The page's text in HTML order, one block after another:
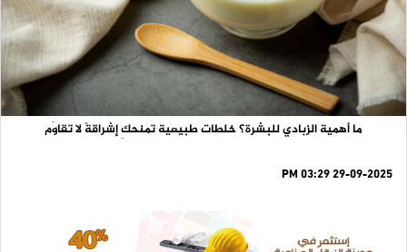
ما أهمية الزبادي للبشرة؟ خلطات طبيعية تمنحكِ إشراقةً لا تقاوَم
29-09-2025 03:29 PM